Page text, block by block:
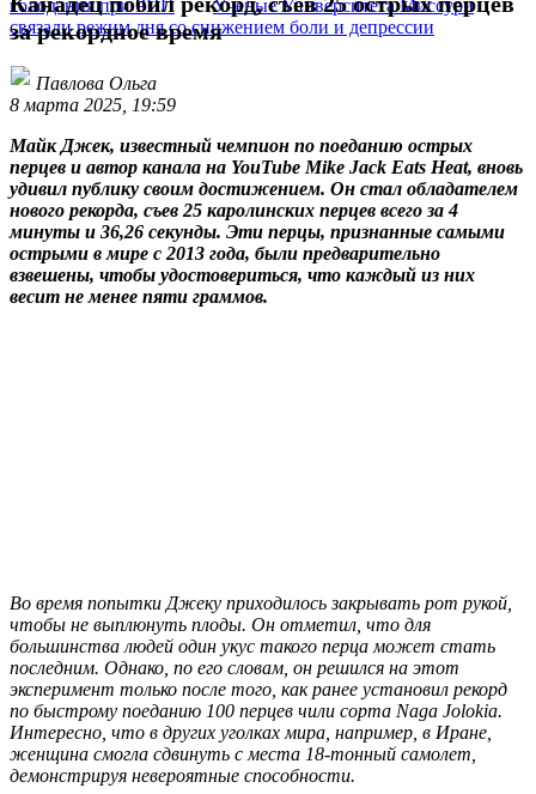
голодания при РПП
Ученые Университета Миссури
связали режим дня со снижением боли и депрессии
за рекордное время
Павлова Ольга
8 марта 2025, 19:59
Майк Джек, известный чемпион по поеданию острых
перцев и автор канала на YouTube Mike Jack Eats Heat, вновь
удивил публику своим достижением. Он стал обладателем
нового рекорда, съев 25 каролинских перцев всего за 4
минуты и 36,26 секунды. Эти перцы, признанные самыми
острыми в мире с 2013 года, были предварительно
взвешены, чтобы удостовериться, что каждый из них
весит не менее пяти граммов.
Во время попытки Джеку приходилось закрывать рот рукой,
чтобы не выплюнуть плоды. Он отметил, что для
большинства людей один укус такого перца может стать
последним. Однако, по его словам, он решился на этот
эксперимент только после того, как ранее установил рекорд
по быстрому поеданию 100 перцев чили сорта Naga Jolokia.
Интересно, что в других уголках мира, например, в Иране,
женщина смогла сдвинуть с места 18-тонный самолет,
демонстрируя невероятные способности.